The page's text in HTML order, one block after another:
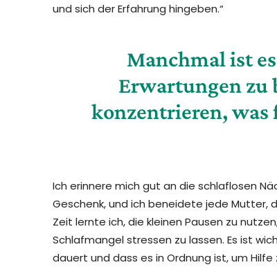
und sich der Erfahrung hingeben.“
Manchmal ist
Erwartungen zu
konzentrieren,
Ich erinnere mich gut an die schlaflosen
Geschenk, und ich beneidete jede
Zeit lernte ich, die kleinen Pausen zu
Schlafmangel stressen zu lassen. Es ist
dauert und dass es in Ordnung ist, um